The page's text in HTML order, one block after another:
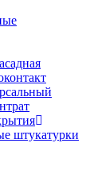
штукатурки